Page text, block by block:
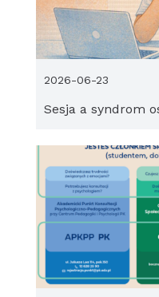
Sesja a syndrom
2026-06-23